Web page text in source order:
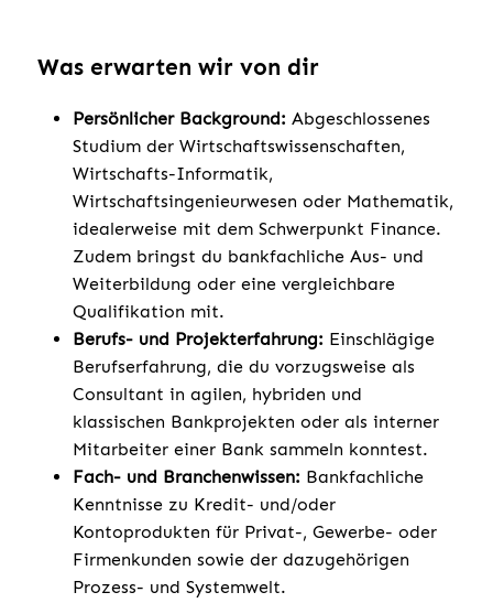
Was erwarten wir von dir
Persönlicher Background: Abgeschlossenes
Studium der Wirtschaftswissenschaften,
Wirtschafts-Informatik,
Wirtschaftsingenieurwesen oder Mathematik,
idealerweise mit dem Schwerpunkt Finance.
Zudem bringst du bankfachliche Aus- und
Weiterbildung oder eine vergleichbare
Qualifikation mit.
Berufs- und Projekterfahrung: Einschlägige
Berufserfahrung, die du vorzugsweise als
Consultant in agilen, hybriden und
klassischen Bankprojekten oder als interner
Mitarbeiter einer Bank sammeln konntest.
Fach- und Branchenwissen: Bankfachliche
Kenntnisse zu Kredit- und/oder
Kontoprodukten für Privat-, Gewerbe- oder
Firmenkunden sowie der dazugehörigen
Prozess- und Systemwelt.